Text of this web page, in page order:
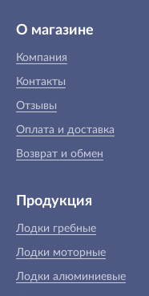
О магазине
Компания
Контакты
Отзывы
Оплата и доставка
Возврат и обмен
Продукция
Лодки гребные
Лодки моторные
Лодки алюминиевые